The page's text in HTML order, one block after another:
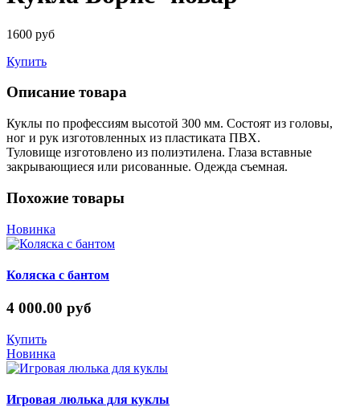
1600 руб
Купить
Описание товара
Куклы по профессиям высотой 300 мм. Состоят из головы,
ног и рук изготовленных из пластиката ПВХ.
Туловище изготовлено из полиэтилена. Глаза вставные
закрывающиеся или рисованные. Одежда съемная.
Похожие товары
Новинка
Коляска с бантом
4 000.00 руб
Купить
Новинка
Игровая люлька для куклы